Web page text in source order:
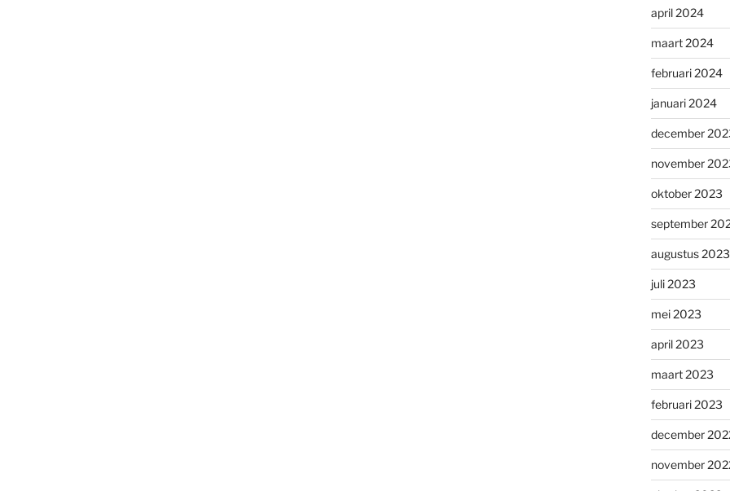
april 2024
maart 2024
februari 2024
januari 2024
december
november
oktober 2023
september
augustus 2023
juli 2023
mei 2023
april 2023
maart 2023
februari 2023
december
november